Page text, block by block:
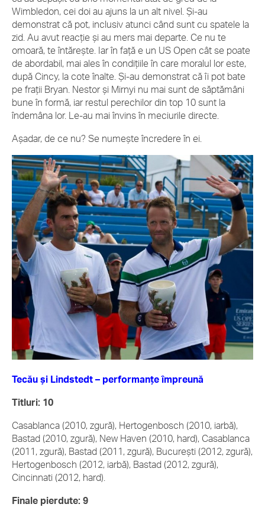
Wimbledon, cei doi au ajuns la un alt nivel. Și-au
demonstrat că pot, inclusiv atunci când sunt cu spatele la
zid. Au avut reacție și au mers mai departe. Ce nu te
omoară, te întărește. Iar în față e un US Open cât se poate
de abordabil, mai ales în condițiile în care moralul lor este,
după Cincy, la cote înalte. Și-au demonstrat că îi pot bate
pe frații Bryan. Nestor și Mirnyi nu mai sunt de săptămâni
bune în formă, iar restul perechilor din top 10 sunt la
îndemâna lor. Le-au mai învins în meciurile directe.
Așadar, de ce nu? Se numește încredere în ei.
Tecău și Lindstedt – performanțe împreună
Titluri: 10
Casablanca (2010, zgură), Hertogenbosch (2010, iarbă),
Bastad (2010, zgură), New Haven (2010, hard), Casablanca
(2011, zgură), Bastad (2011, zgură), București (2012, zgură),
Hertogenbosch (2012, iarbă), Bastad (2012, zgură),
Cincinnati (2012, hard).
Finale pierdute: 9